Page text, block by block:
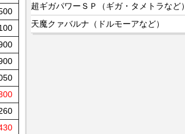
超ギガパワーＳＰ（ギガ・タメトラなど）
天魔クァバルナ（ドルモーアなど）